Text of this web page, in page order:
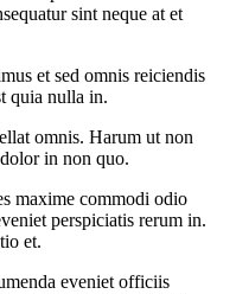
sint neque at et
et sed omnis reiciendis
quia nulla in.
omnis. Harum ut non
in non quo.
maxime commodi odio
perspiciatis rerum in.
et.
eveniet officiis